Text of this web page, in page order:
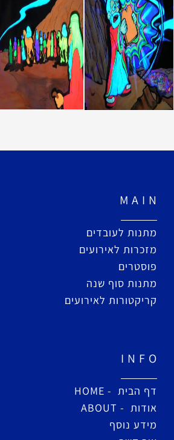
M A I N
מתנות לעובדים
מזכרות לאירועים
פוסטרים
מתנות סוף שנה
קריקטורות לאירועים
I N F O
דף הבית - HOME
אודות - ABOUT
מידע נוסף